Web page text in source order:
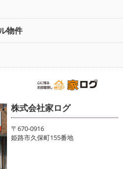
物件
株式会社家ログ
〒670-0916
姫路市久保町155番地